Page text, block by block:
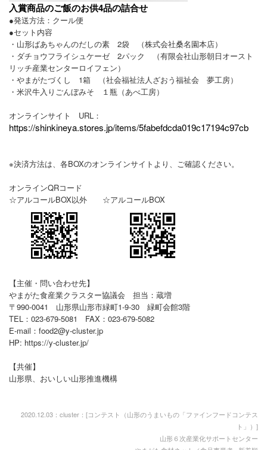
入賞商品のご飯のお供4品の詰合せ
●発送方法：クール便
●セット内容
・山形ばあちゃんのだしの素 2袋 （株式会社桑名園本店）
・ダチョウフライシュケーゼ 2パック （有限会社山形朝日オースト
リッチ産業センターロイフェン）
・やまがたづくし 1箱 （社会福祉法人ざおう福祉会 夢工房）
・米沢牛入りごんぼみそ １瓶（あべ工房）
オンラインサイト URL：
https://shinkineya.stores.jp/items/5fabefdcda019c17194c97cb
※決済方法は、各BOXのオンラインサイトより、ご確認ください。
オンラインQRコード
☆アルコールBOX以外 ☆アルコールBOX
【主催・問い合わせ先】
やまがた食産業クラスター協議会 担当：蔵増
〒990-0041 山形県山形市緑町1-9-30 緑町会館3階
TEL：023-679-5081 FAX：023-679-5082
E-mail：food2@y-cluster.jp
HP: https://y-cluster.jp/
【共催】
山形県、おいしい山形推進機構
2020.12.03：cluster：[コンテスト（山形のうまいもの「ファインフードコンテス
ト」） ]
山形６次産業化サポートセンター